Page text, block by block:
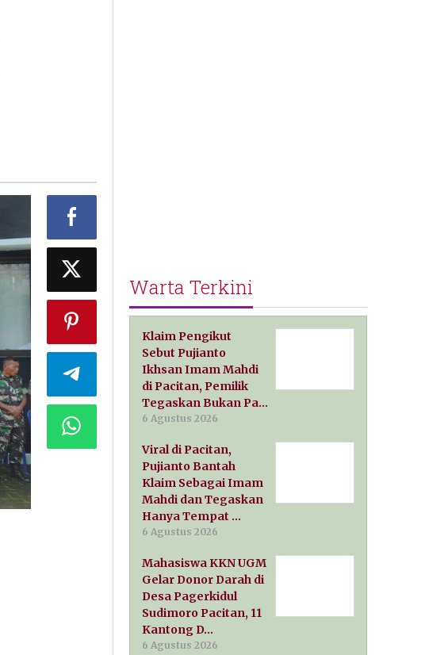
Warta Terkini
Klaim Pengikut
Sebut Pujianto
Ikhsan Imam Mahdi
di Pacitan, Pemilik
Tegaskan Bukan Pa…
6 Agustus 2026
Viral di Pacitan,
Pujianto Bantah
Klaim Sebagai Imam
Mahdi dan Tegaskan
Hanya Tempat …
6 Agustus 2026
Mahasiswa KKN UGM
Gelar Donor Darah di
Desa Pagerkidul
Sudimoro Pacitan, 11
Kantong D…
6 Agustus 2026